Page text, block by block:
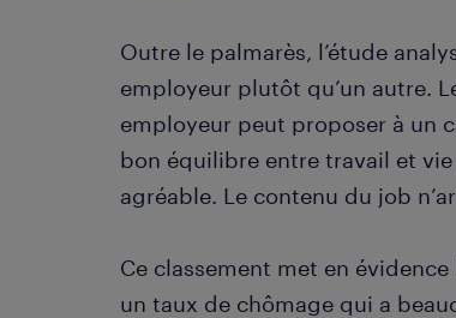
Outre le palmarès, l’étude
employeur plutôt qu’un autre.
employeur peut proposer à un
bon équilibre entre travail et
agréable. Le contenu du job
Ce classement met en
un taux de chômage qui a